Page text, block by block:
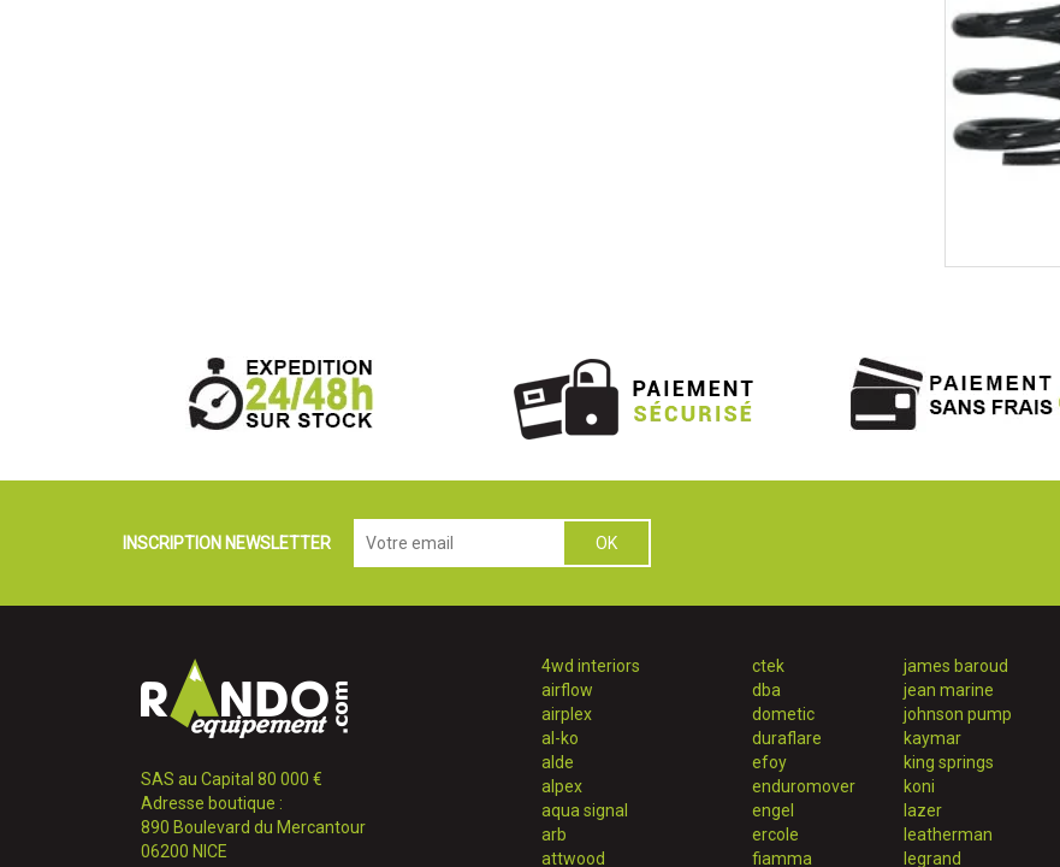
INSCRIPTION NEWSLETTER
SAS au Capital 80 000 €
Adresse boutique :
890 Boulevard du Mercantour
06200 NICE
4wd interiors
airflow
airplex
al-ko
alde
alpex
aqua signal
arb
attwood
ctek
dba
dometic
duraflare
efoy
enduromover
engel
ercole
fiamma
james baroud
jean marine
johnson pump
kaymar
king springs
koni
lazer
leatherman
legrand